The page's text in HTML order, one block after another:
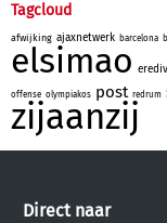
Tagcloud
afwijking ajaxnetwerk barcelona
elsimao
offense olympiakos post redrum
zijaanzij
Direct naar